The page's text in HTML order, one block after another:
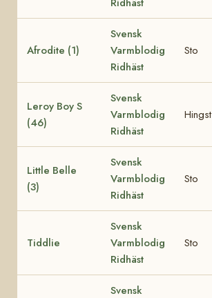
Afrodite (1)
Svensk
Varmblodig
Ridhäst
Sto
Leroy Boy S
(46)
Svensk
Varmblodig
Ridhäst
Hingst
Little Belle
(3)
Svensk
Varmblodig
Ridhäst
Sto
Tiddlie
Svensk
Varmblodig
Ridhäst
Sto
Svensk